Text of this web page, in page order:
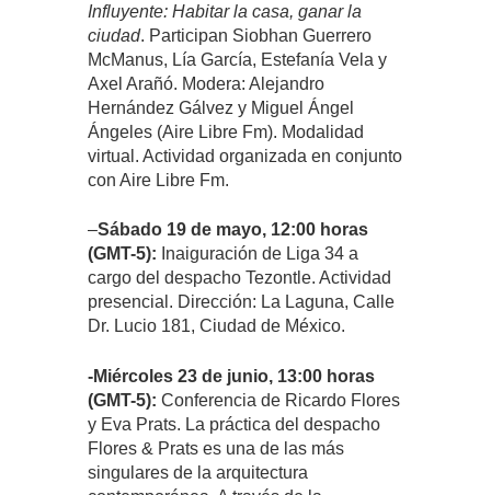
Influyente: Habitar la casa, ganar la
ciudad. Participan Siobhan Guerrero
McManus, Lía García, Estefanía Vela y
Axel Arañó. Modera: Alejandro
Hernández Gálvez y Miguel Ángel
Ángeles (Aire Libre Fm). Modalidad
virtual. Actividad organizada en conjunto
con Aire Libre Fm.
–Sábado 19 de mayo, 12:00 horas
(GMT-5): Inaiguración de Liga 34 a
cargo del despacho Tezontle. Actividad
presencial. Dirección: La Laguna, Calle
Dr. Lucio 181, Ciudad de México.
-Miércoles 23 de junio, 13:00 horas
(GMT-5): Conferencia de Ricardo Flores
y Eva Prats. La práctica del despacho
Flores & Prats es una de las más
singulares de la arquitectura